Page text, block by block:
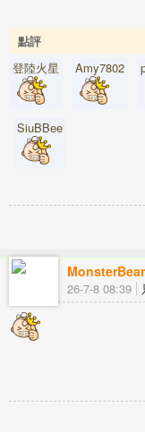
點評
登陸火星
Amy7802
SiuBBee
MonsterBear
26-7-8 08:39